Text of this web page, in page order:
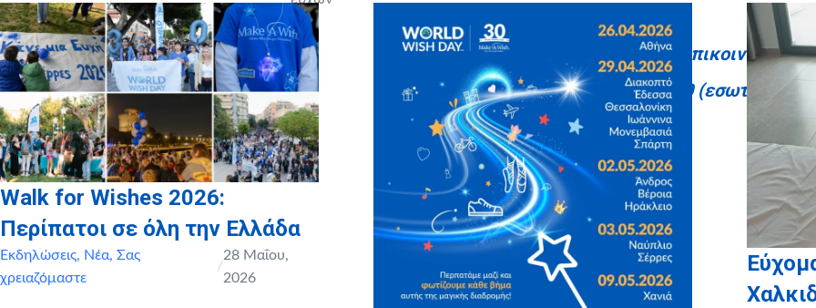
Για περισσότερες πληροφορίες, επικοινωνήστε:
donate@makeawish.grή210 9637660 (εσωτ. 111 ή
Walk for Wishes 2026:
Περίπατοι σε όλη την Ελλάδα
Εκδηλώσεις, Νέα, Σας
χρειαζόμαστε
/
28 Μαΐου,
2026